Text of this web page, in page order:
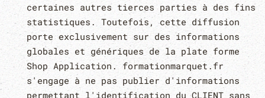
certaines autres tierces parties à des fins
statistiques. Toutefois, cette diffusion
porte exclusivement sur des informations
globales et génériques de la plate forme
Shop Application. formationmarquet.fr
s'engage à ne pas publier d'informations
permettant l'identification du CLIENT sans